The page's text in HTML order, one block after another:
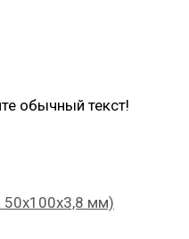
обычный текст!
50х100х3,8 мм)